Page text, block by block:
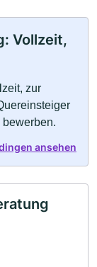
Vollzeit,
zur
ansehen